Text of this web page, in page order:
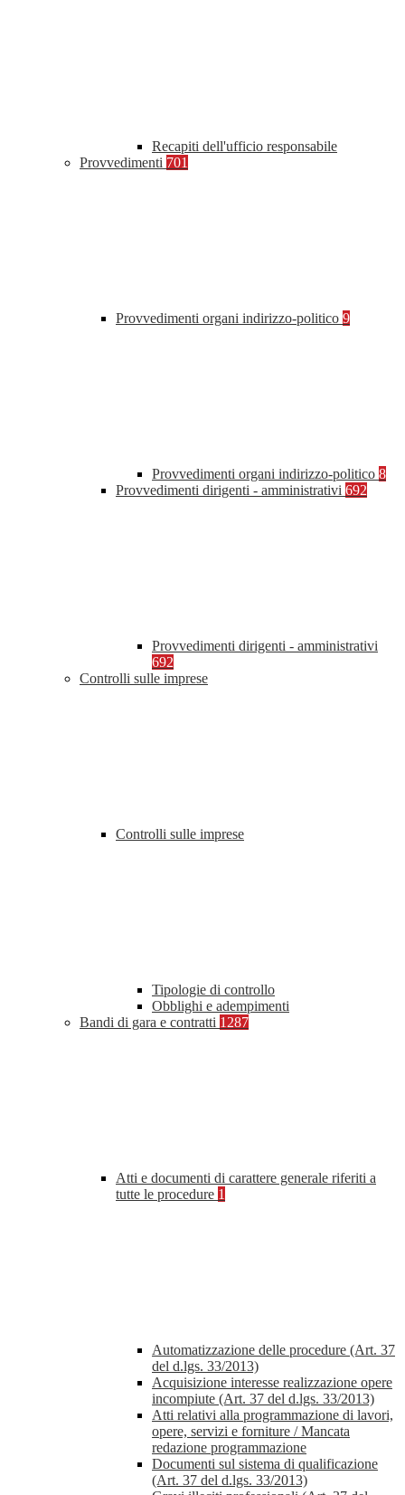
Recapiti dell'ufficio responsabile
Provvedimenti 701
Provvedimenti organi indirizzo-politico 9
Provvedimenti organi indirizzo-politico 8
Provvedimenti dirigenti - amministrativi 692
Provvedimenti dirigenti - amministrativi
692
Controlli sulle imprese
Controlli sulle imprese
Tipologie di controllo
Obblighi e adempimenti
Bandi di gara e contratti 1287
Atti e documenti di carattere generale riferiti a
tutte le procedure 1
Automatizzazione delle procedure (Art. 37
del d.lgs. 33/2013)
Acquisizione interesse realizzazione opere
incompiute (Art. 37 del d.lgs. 33/2013)
Atti relativi alla programmazione di lavori,
opere, servizi e forniture / Mancata
redazione programmazione
Documenti sul sistema di qualificazione
(Art. 37 del d.lgs. 33/2013)